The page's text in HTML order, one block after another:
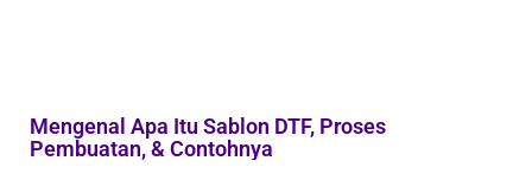
Mengenal Apa Itu Sablon DTF, Proses
Pembuatan, & Contohnya